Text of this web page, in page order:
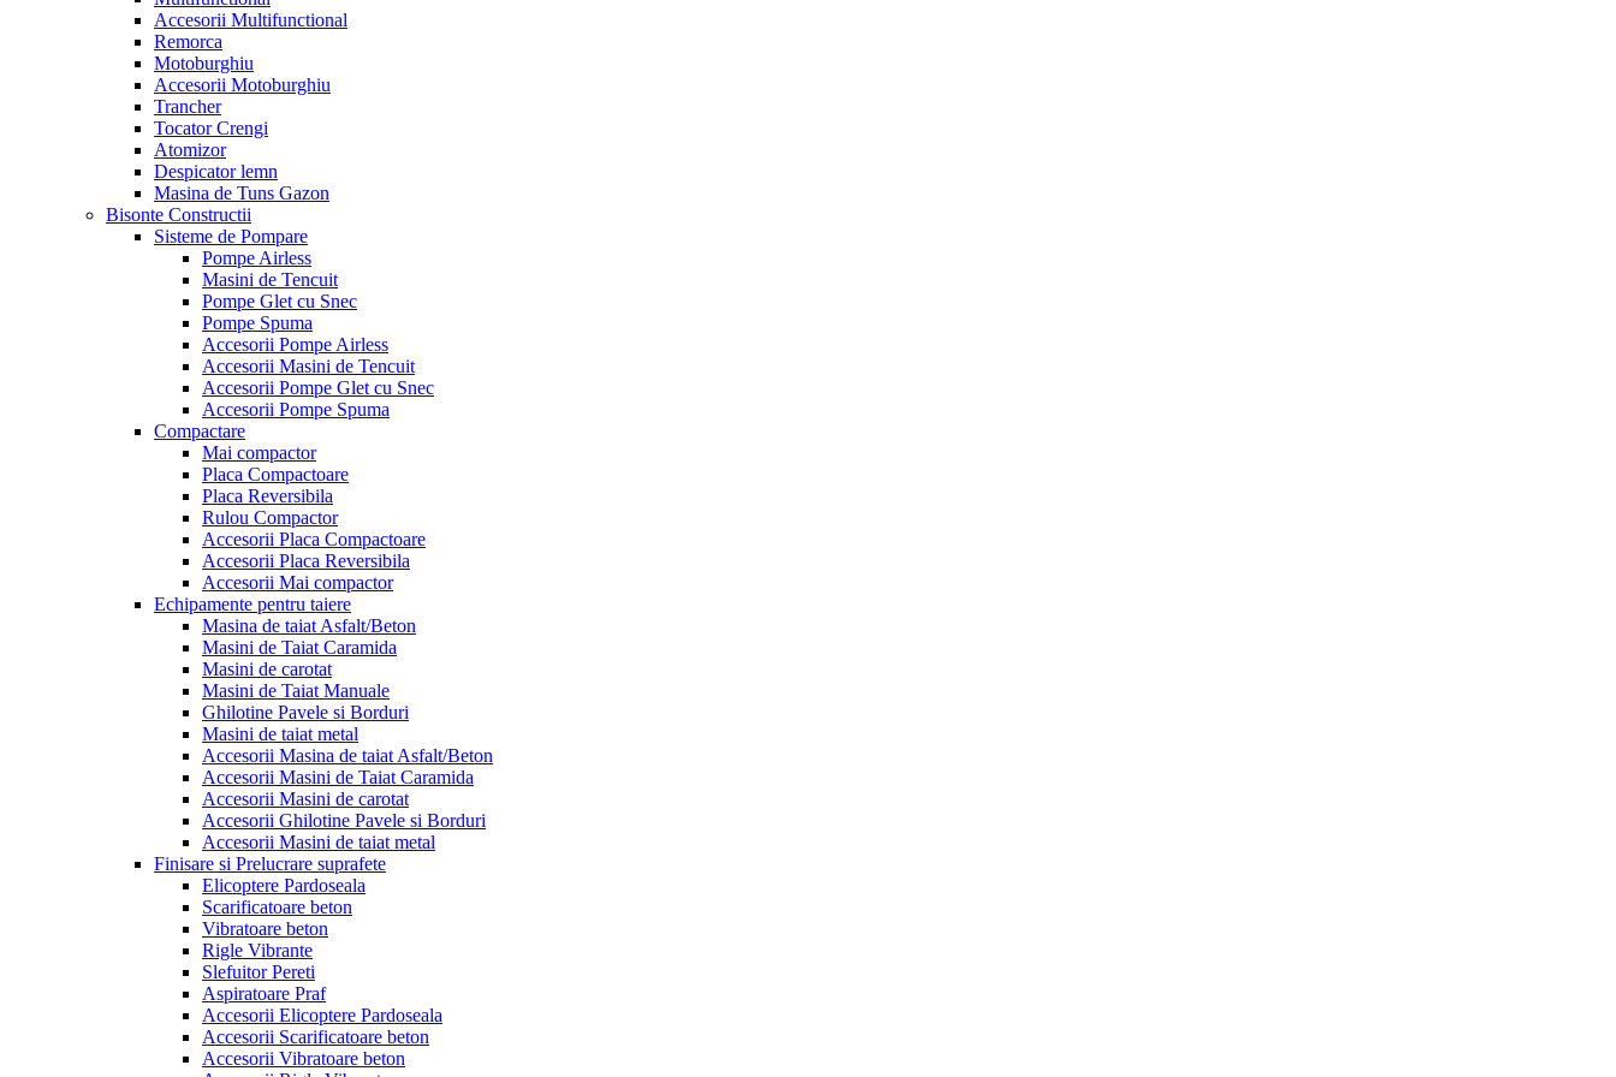
Accesorii Multifunctional
Remorca
Motoburghiu
Accesorii Motoburghiu
Trancher
Tocator Crengi
Atomizor
Despicator lemn
Masina de Tuns Gazon
Bisonte Constructii
Sisteme de Pompare
Pompe Airless
Masini de Tencuit
Pompe Glet cu Snec
Pompe Spuma
Accesorii Pompe Airless
Accesorii Masini de Tencuit
Accesorii Pompe Glet cu Snec
Accesorii Pompe Spuma
Compactare
Mai compactor
Placa Compactoare
Placa Reversibila
Rulou Compactor
Accesorii Placa Compactoare
Accesorii Placa Reversibila
Accesorii Mai compactor
Echipamente pentru taiere
Masina de taiat Asfalt/Beton
Masini de Taiat Caramida
Masini de carotat
Masini de Taiat Manuale
Ghilotine Pavele si Borduri
Masini de taiat metal
Accesorii Masina de taiat Asfalt/Beton
Accesorii Masini de Taiat Caramida
Accesorii Masini de carotat
Accesorii Ghilotine Pavele si Borduri
Accesorii Masini de taiat metal
Finisare si Prelucrare suprafete
Elicoptere Pardoseala
Scarificatoare beton
Vibratoare beton
Rigle Vibrante
Slefuitor Pereti
Aspiratoare Praf
Accesorii Elicoptere Pardoseala
Accesorii Scarificatoare beton
Accesorii Vibratoare beton